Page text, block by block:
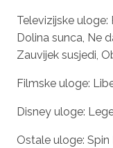
Televizijske uloge:
Dolina sunca, Ne
Zauvijek susjedi,
Filmske uloge:
Disney uloge:
Ostale uloge: Spin